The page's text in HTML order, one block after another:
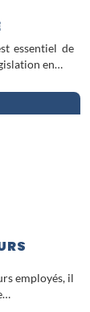
essentiel de
en…
employés, il